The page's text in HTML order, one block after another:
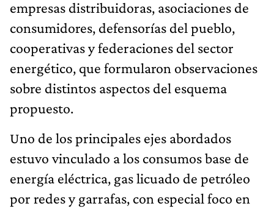
empresas distribuidoras, asociaciones de
consumidores, defensorías del pueblo,
cooperativas y federaciones del sector
energético, que formularon observaciones
sobre distintos aspectos del esquema
propuesto.
Uno de los principales ejes abordados
estuvo vinculado a los consumos base de
energía eléctrica, gas licuado de petróleo
por redes y garrafas, con especial foco en